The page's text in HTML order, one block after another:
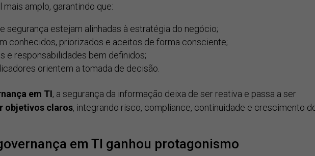
mais amplo, garantindo que:
segurança estejam alinhadas à estratégia do negócio;
conhecidos, priorizados e aceitos de forma consciente;
e responsabilidades bem definidos;
orientem a tomada de decisão.
em TI, a segurança da informação deixa de ser reativa e passa a ser
objetivos claros, integrando risco, compliance, continuidade e crescimento
em TI ganhou protagonismo